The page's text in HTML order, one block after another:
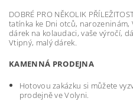
DOBRÉ PRO NĚKOLIK
tatínka ke Dni otců, narozeninám,
dárek na kolaudaci, vaše výročí,
Vtipný, malý dárek.
KAMENNÁ PRODEJNA
Hotovou zakázku si můžete
prodejně ve Volyni.